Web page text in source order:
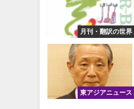
月刊・翻訳の世界
東アジアニュース